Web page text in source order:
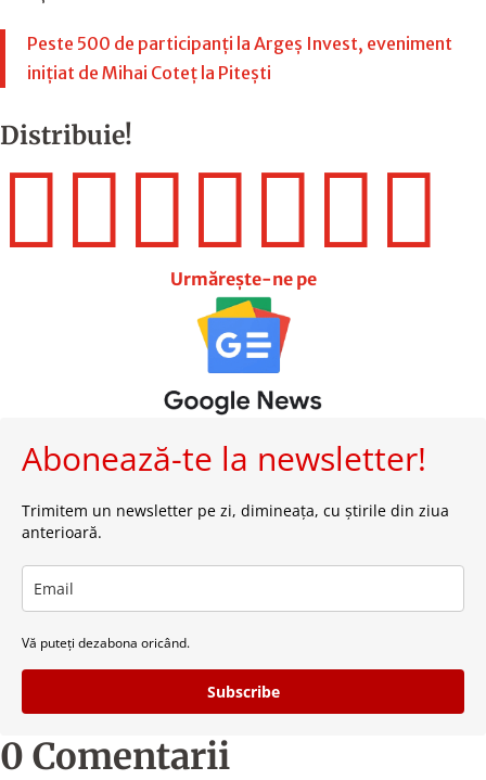
Peste 500 de participanți la Argeș Invest, eveniment
inițiat de Mihai Coteț la Pitești
Distribuie!

Urmărește-ne pe
Abonează-te la newsletter!
Trimitem un newsletter pe zi, dimineața, cu știrile din ziua
anterioară.
Vă puteți dezabona oricând.
Subscribe
0 Comentarii